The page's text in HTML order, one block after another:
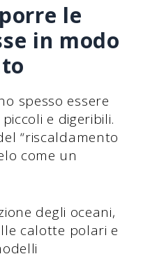
le
in modo
spesso essere
e digeribili.
“riscaldamento
come un
degli oceani,
calotte polari e